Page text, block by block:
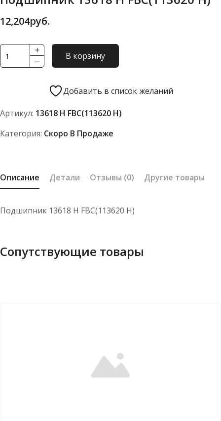
12,204руб.
Количество
товара
FBC(113620
В корзину
Добавить в список желаний
Артикул: 13618 Н FBC(113620 Н)
Категория: Скоро В Продаже
Описание Детали Отзывы (0) Другие товары
Подшипник 13618 Н FBC(113620 Н)
Сопутствующие товары